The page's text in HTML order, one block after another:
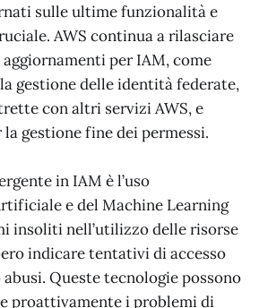
sulle ultime funzionalità e
AWS continua a rilasciare
per IAM, come
gestione delle identità federate,
con altri servizi AWS, e
gestione fine dei permessi.
in IAM è l’uso
e del Machine Learning
insoliti nell’utilizzo delle risorse
indicare tentativi di accesso
Queste tecnologie possono
proattivamente i problemi di